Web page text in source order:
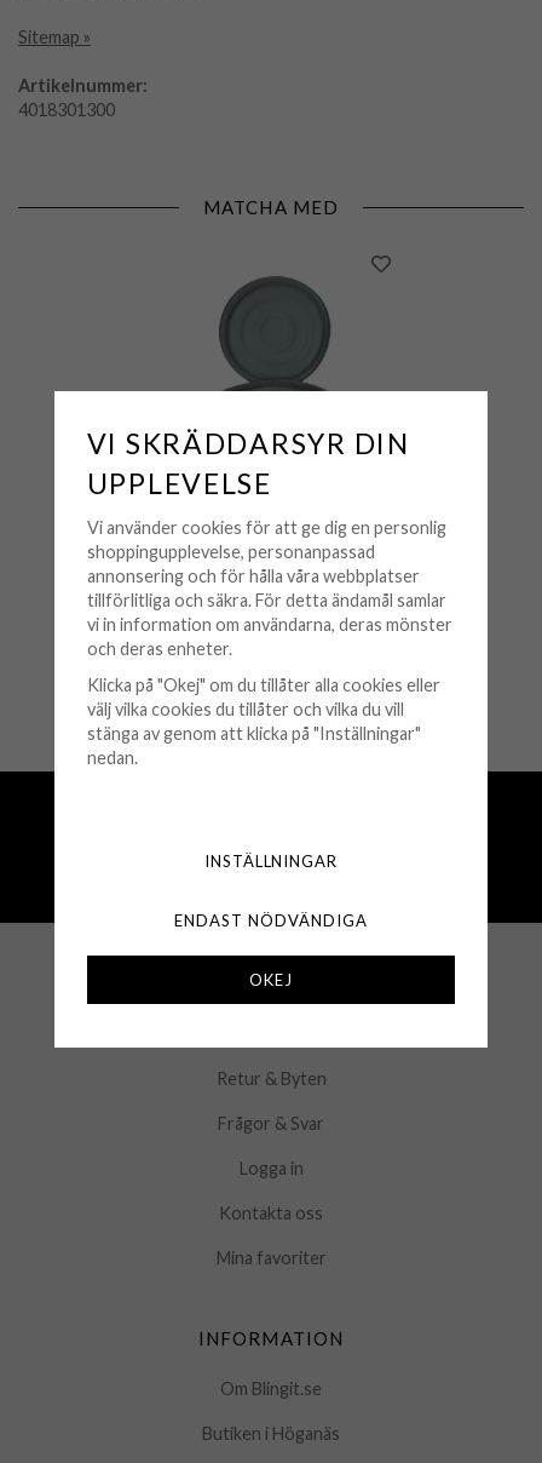
Sitemap »
Artikelnummer:
4018301300
MATCHA MED
Coeur De Lion - Resefodral
Grå
249 kr
🟡 Få kvar i lager
250 000+ nöjda kunder sedan 2008
KUNDSERVICE
Retur & Byten
Frågor & Svar
Logga in
Kontakta oss
Mina favoriter
INFORMATION
Om Blingit.se
Butiken i Höganäs
VI SKRÄDDARSYR DIN
UPPLEVELSE
Vi använder cookies för att ge dig en personlig
shoppingupplevelse, personanpassad
annonsering och för hålla våra webbplatser
tillförlitliga och säkra. För detta ändamål samlar
vi in information om användarna, deras mönster
och deras enheter.
Klicka på "Okej" om du tillåter alla cookies eller
välj vilka cookies du tillåter och vilka du vill
stänga av genom att klicka på "Inställningar"
nedan.
INSTÄLLNINGAR
ENDAST NÖDVÄNDIGA
OKEJ